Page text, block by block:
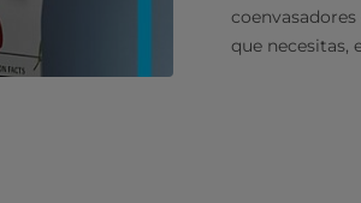
que necesitas,